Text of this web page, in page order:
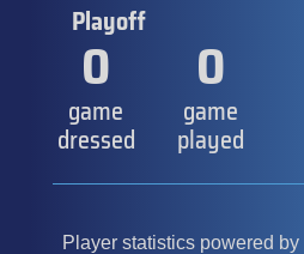
Playoff
0
game
dressed
0
game
played